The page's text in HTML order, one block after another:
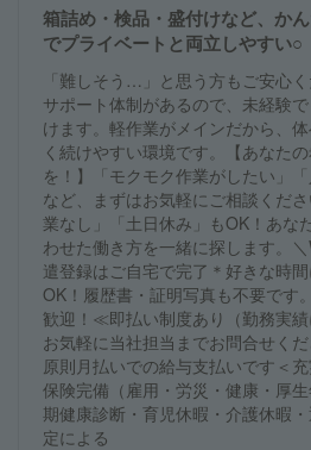
箱詰め・検品・盛付けなど、か
でプライベートと両立しやすい○
「難しそう…」と思う方もご安心
サポート体制があるので、未経験
けます。軽作業がメインだから、
く続けやすい環境です。【あなた
を！】「モクモク作業がしたい」
など、まずはお気軽にご相談くだ
業なし」「土日休み」もOK！あな
わせた働き方を一緒に探します。
遣登録はご自宅で完了＊好きな時
OK！履歴書・証明写真も不要です
歓迎！≪即払い制度あり（勤務実
お気軽に当社担当までお問合せく
原則月払いでの給与支払いです＜
保険完備（雇用・労災・健康・厚
期健康診断・育児休暇・介護休暇
定による